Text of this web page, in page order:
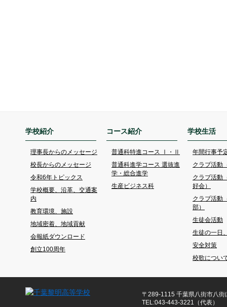
学校紹介
理事長からのメッセージ
校長からのメッセージ
令和6年トピックス
学校概要、沿革、交通案
内
教育環境、施設
地域密着、地域貢献
会報紙ダウンロード
創立100周年
コース紹介
普通科特進コース Ⅰ・Ⅱ
普通科進学コース 選抜進
学・総合進学
生産ビジネス科
学校生活
年間行事予
クラブ活動
クラブ活動
好会）
クラブ活動
部）
生徒会活動
生徒の一日
安全対策
校歌につい
〒289-1115 千葉県八街市八
TEL:043-443-3221（代表）